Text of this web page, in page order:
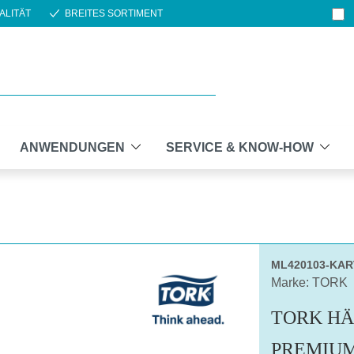
BREITES SORTIMENT
ANWENDUNGEN SERVICE & KNOW-HOW
ML420103-
Marke: TORK
TORK